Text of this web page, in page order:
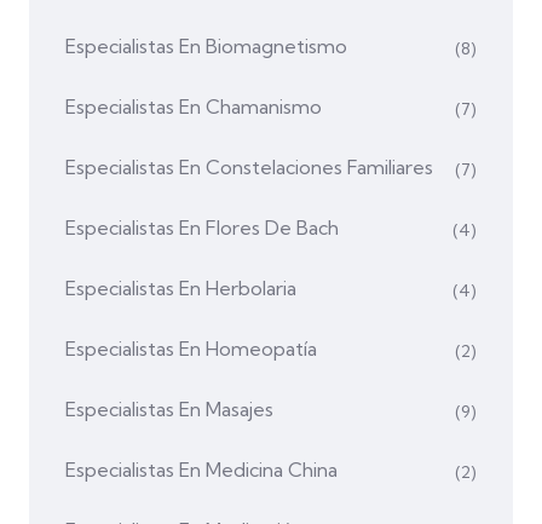
Especialistas En Biomagnetismo (8)
Especialistas En Chamanismo (7)
Especialistas En Constelaciones Familiares (7)
Especialistas En Flores De Bach (4)
Especialistas En Herbolaria (4)
Especialistas En Homeopatía (2)
Especialistas En Masajes (9)
Especialistas En Medicina China (2)